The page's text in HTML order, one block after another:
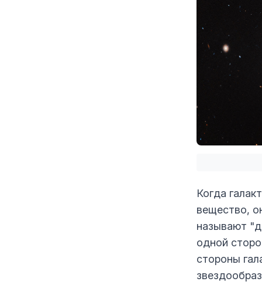
Когда
вещество,
называют
одной
стороны